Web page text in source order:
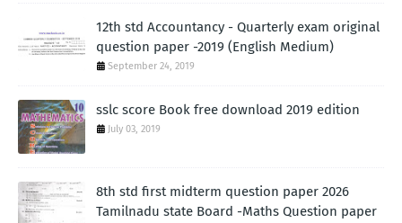
12th std Accountancy - Quarterly exam original
question paper -2019 (English Medium)
September 24, 2019
sslc score Book free download 2019 edition
July 03, 2019
8th std first midterm question paper 2026
Tamilnadu state Board -Maths Question paper